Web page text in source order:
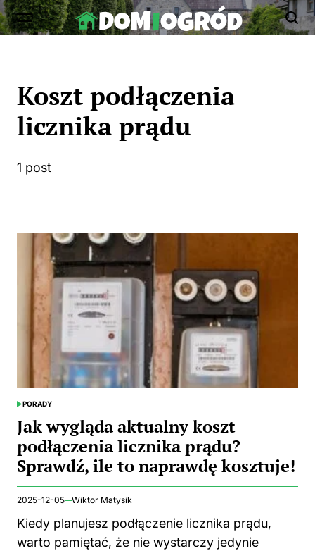
Skip
to
Koszt podłączenia
licznika prądu
1 post
POSTED
PORADY
Jak wygląda aktualny koszt
podłączenia licznika prądu?
Sprawdź, ile to naprawdę kosztuje!
2025-12-05 Wiktor Matysik
Kiedy planujesz podłączenie licznika prądu,
warto pamiętać, że nie wystarczy jedynie